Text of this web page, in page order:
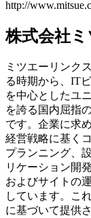
http://
株式会社
ミツエーリンク
る時期から、IT
を中心としたユ
を誇る国内屈指
です。企業に求
経営戦略に基く
プランニング、
リケーション開
およびサイトの
しています。こ
に基づいて提供